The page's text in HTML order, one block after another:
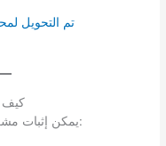
تم التحويل
كيف
يمكن إثبات مشروعية الحوالات من خلال عدة وسائل، منها: